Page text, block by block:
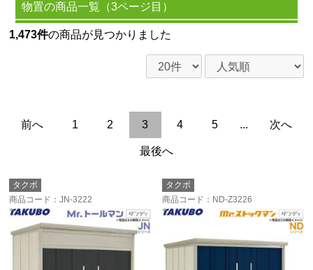
物置の商品一覧（3ページ目）
1,473件の商品が見つかりました
前へ 1 2 3 4 5 ... 次へ
最後へ
タクボ
商品コード ：JN-3222
タクボ
商品コード ：ND-Z3226